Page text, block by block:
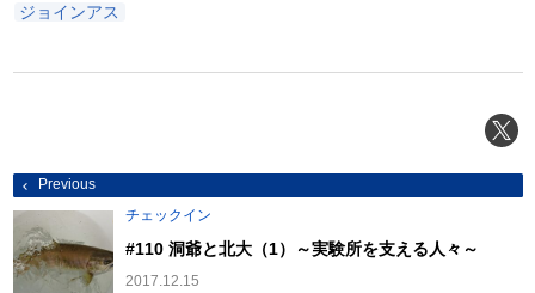
ジョインアス
投
稿
ナ
ビ
ゲ
ー
シ
Previous
チェックイン
#110 洞爺と北大（1）～実験所を支える人々～
2017.12.15